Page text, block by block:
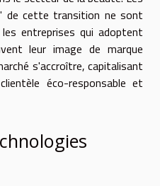
de cette transition ne sont
entreprises qui adoptent
leur image de marque
s'accroître, capitalisant
éco-responsable et